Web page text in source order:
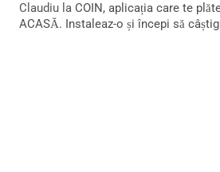
Claudiu la COIN, aplicația care te
ACASĂ. Instaleaz-o și începi să